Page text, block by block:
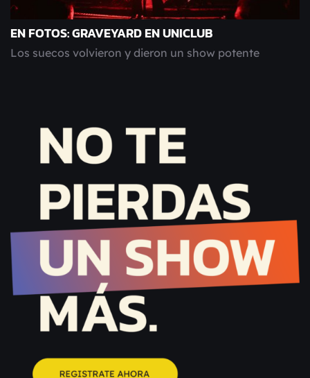
EN FOTOS: GRAVEYARD EN UNICLUB
Los suecos volvieron y dieron un show potente